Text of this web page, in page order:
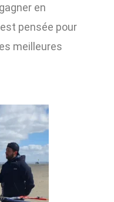
en
pensée pour
meilleures